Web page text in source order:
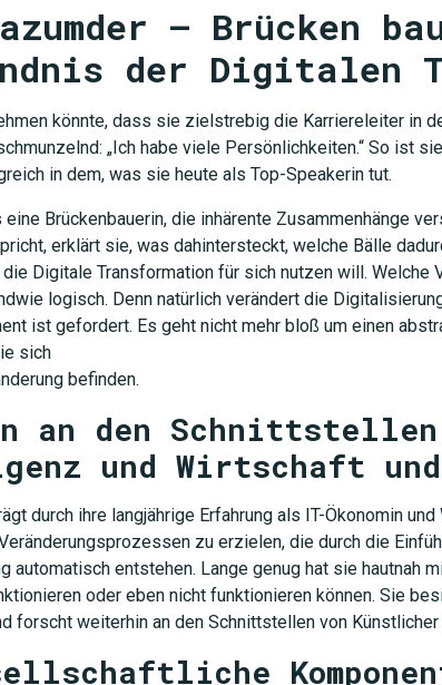
– Brücken
der Digitalen
könnte, dass sie zielstrebig die Karriereleiter in
„Ich habe viele Persönlichkeiten.“ So ist
in dem, was sie heute als Top-Speakerin tut.
Brückenbauerin, die inhärente Zusammenhänge
erklärt sie, was dahintersteckt, welche Bälle
die Digitale Transformation für sich nutzen will.
logisch. Denn natürlich verändert die
ist gefordert. Es geht nicht mehr bloß um einen
sich
befinden.
an den
und Wirtschaft
durch ihre langjährige Erfahrung als IT-Ökonomin
zu erzielen, die durch die
automatisch entstehen. Lange genug hat sie hautnah
oder eben nicht funktionieren können. Sie
forscht weiterhin an den Schnittstellen von